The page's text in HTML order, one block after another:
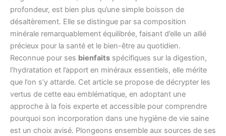
profondeur, est bien plus qu’une simple boisson de
désaltèrement. Elle se distingue par sa composition
minérale remarquablement équilibrée, faisant d’elle un allié
précieux pour la santé et le bien-être au quotidien.
Reconnue pour ses bienfaits spécifiques sur la digestion,
l’hydratation et l’apport en minéraux essentiels, elle mérite
que l’on s’y attarde. Cet article se propose de décrypter les
vertus de cette eau emblématique, en adoptant une
approche à la fois experte et accessible pour comprendre
pourquoi son incorporation dans une hygiène de vie saine
est un choix avisé. Plongeons ensemble aux sources de ses